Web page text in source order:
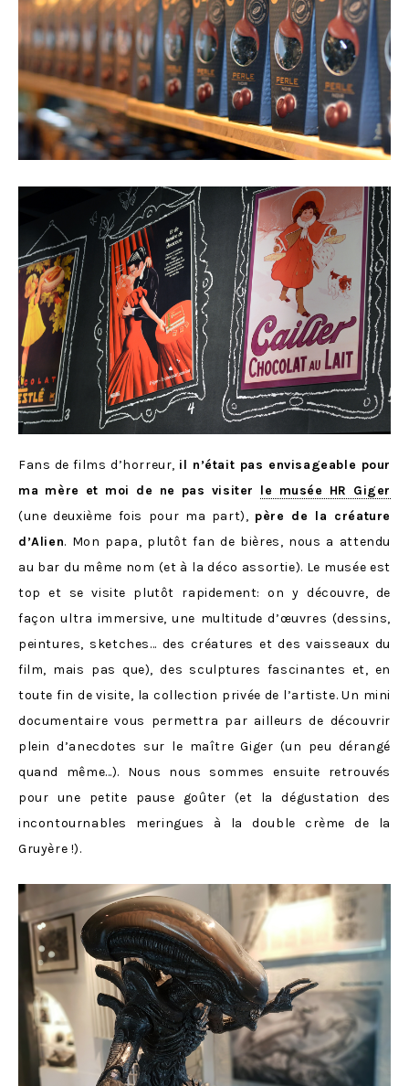
Fans de films d’horreur, il n’était pas envisageable pour
ma mère et moi de ne pas visiter le musée HR Giger
(une deuxième fois pour ma part), père de la créature
d’Alien. Mon papa, plutôt fan de bières, nous a attendu
au bar du même nom (et à la déco assortie). Le musée est
top et se visite plutôt rapidement: on y découvre, de
façon ultra immersive, une multitude d’œuvres (dessins,
peintures, sketches… des créatures et des vaisseaux du
film, mais pas que), des sculptures fascinantes et, en
toute fin de visite, la collection privée de l’artiste. Un mini
documentaire vous permettra par ailleurs de découvrir
plein d’anecdotes sur le maître Giger (un peu dérangé
quand même…). Nous nous sommes ensuite retrouvés
pour une petite pause goûter (et la dégustation des
incontournables meringues à la double crème de la
Gruyère !).